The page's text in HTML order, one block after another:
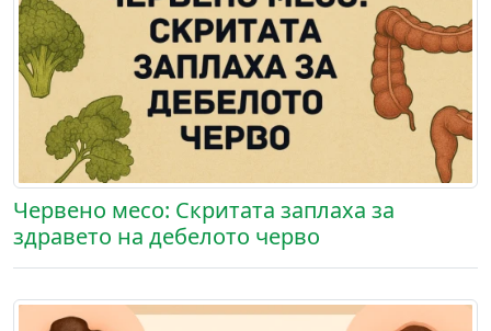
Червено месо: Скритата заплаха за
здравето на дебелото черво